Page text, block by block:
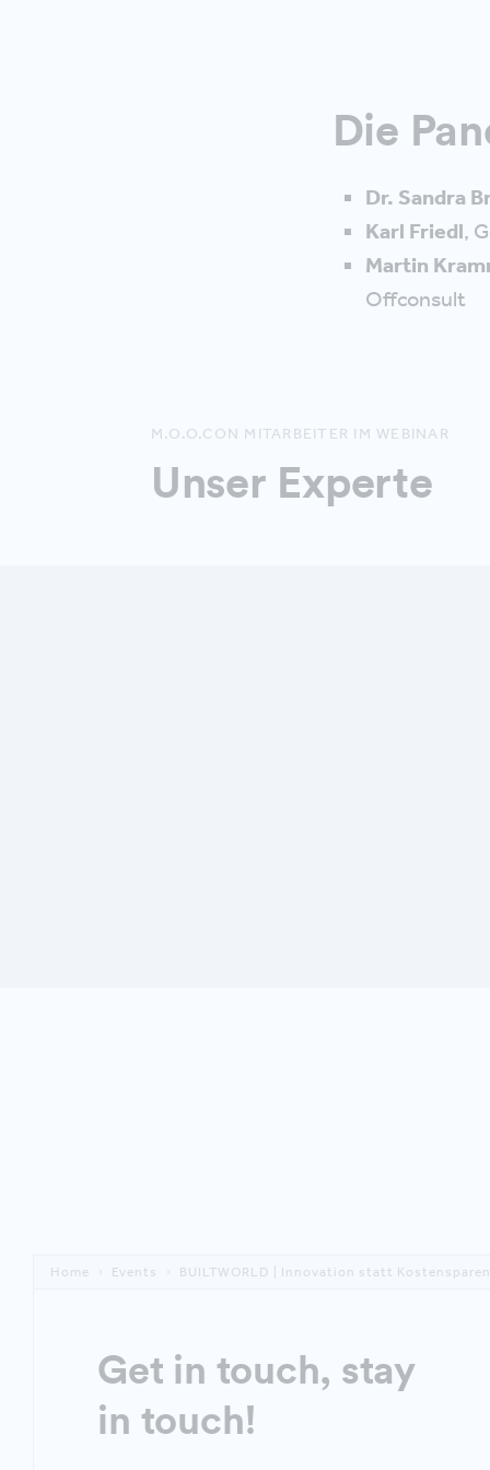
Die
Dr. Sandra
Karl Friedl,
Martin
Offconsult
M.O.O.CON MITARBEITER IM WEBINAR
Unser Experte
Home Events BUILTWORLD | Innovation statt Kostensparen
Get in touch, stay
in touch!